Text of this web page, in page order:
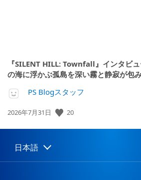
『SILENT HILL: Townfall』インタビ
の海に浮かぶ孤島を深い霧と静寂が包
PS Blogスタッフ
公
日:
2026年7月31日 20
Select
a
Current
region:
日本語